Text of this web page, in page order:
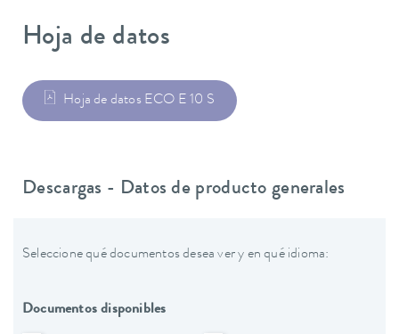
Hoja de datos
Hoja de datos ECO E 10 S
Descargas - Datos de producto generales
Seleccione qué documentos desea ver y en qué idioma:
Documentos disponibles